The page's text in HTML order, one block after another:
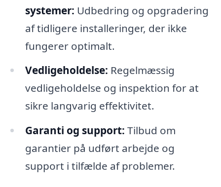
systemer: Udbedring og opgradering
af tidligere installeringer, der ikke
fungerer optimalt.
Vedligeholdelse: Regelmæssig
vedligeholdelse og inspektion for at
sikre langvarig effektivitet.
Garanti og support: Tilbud om
garantier på udført arbejde og
support i tilfælde af problemer.